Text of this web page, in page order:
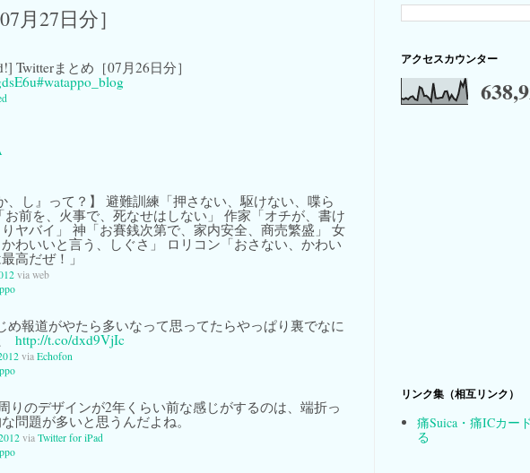
月27日分］
Twitterまとめ［07月26日分］
#watappo_blog
、し』って？】 避難訓練「押さない、駆けない、喋ら
お前を、火事で、死なせはしない」 作家「オチが、書け
ヤバイ」 神「お賽銭次第で、家内安全、商売繁盛」 女
わいいと言う、しぐさ」 ロリコン「おさない、かわい
高だぜ！」
via web
め報道がやたら多いなって思ってたらやっぱり裏でなに
http://t.co/dxd9VjIc
via Echofon
りのデザインが2年くらい前な感じがするのは、端折っ
問題が多いと思うんだよね。
via Twitter for iPad
アクセスカウンター
リンク集（相互リンク）
痛Suica・痛ICカー
る